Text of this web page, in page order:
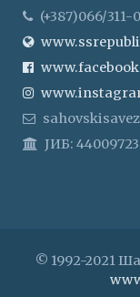
(+387)066/
ЈИБ:
© 1992-2021